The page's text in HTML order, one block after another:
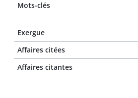
Mots-clés
Exergue
Affaires citées
Affaires citantes